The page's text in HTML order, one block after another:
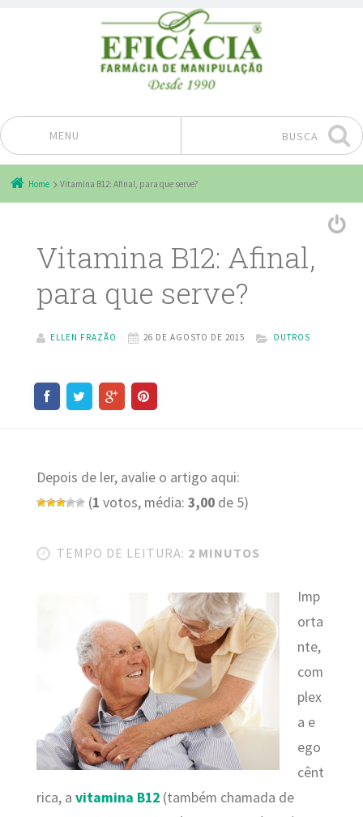
MENU
Pular para o conteúdo
BUSCA
Home Vitamina B12: Afinal, para que serve?
Vitamina B12: Afinal,
para que serve?
ELLEN FRAZÃO 26 DE AGOSTO DE 2015 OUTROS
Depois de ler, avalie o artigo aqui:
(1 votos, média: 3,00de 5)
TEMPO DE LEITURA: 2 MINUTOS
Imp
orta
nte,
com
plex
a e
ego
cênt
rica, a vitamina B12(também chamada de